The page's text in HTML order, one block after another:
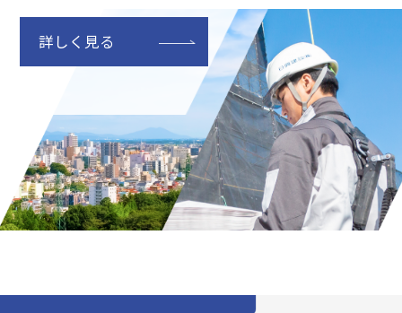
詳しく見る